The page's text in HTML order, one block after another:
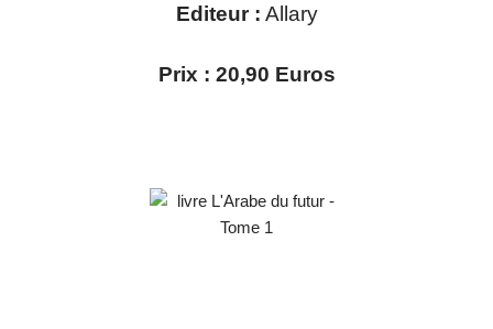
Editeur : Allary
Prix : 20,90 Euros